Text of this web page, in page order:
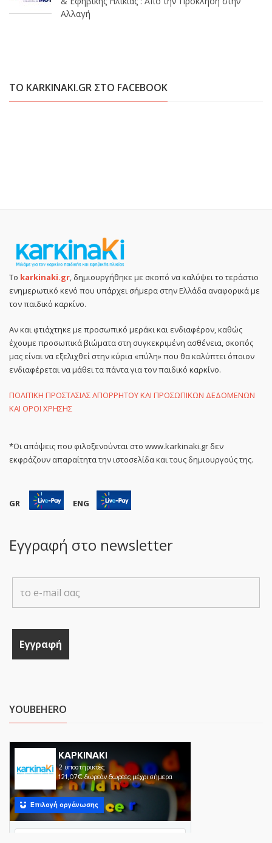
Αλλαγή
ΤΟ KARKINAKI.GR ΣΤΟ FACEBOOK
Το karkinaki.gr, δημιουργήθηκε με σκοπό να καλύψει το τεράστιο
ενημερωτικό κενό που υπάρχει σήμερα στην Ελλάδα αναφορικά με
τον παιδικό καρκίνο.
Αν και φτιάχτηκε με προσωπικό μεράκι και ενδιαφέρον, καθώς
έχουμε προσωπικά βιώματα στη συγκεκριμένη ασθένεια, σκοπός
μας είναι να εξελιχθεί στην κύρια «πύλη» που θα καλύπτει όποιον
ενδιαφέρεται να μάθει τα πάντα για τον παιδικό καρκίνο.
ΠΟΛΙΤΙΚΗ ΠΡΟΣΤΑΣΙΑΣ ΑΠΟΡΡΗΤΟΥ ΚΑΙ ΠΡΟΣΩΠΙΚΩΝ ΔΕΔΟΜΕΝΩΝ
ΚΑΙ ΟΡΟΙ ΧΡΗΣΗΣ
*Οι απόψεις που φιλοξενούνται στο www.karkinaki.gr δεν
εκφράζουν απαραίτητα την ιστοσελίδα και τους δημιουργούς της.
GR ENG
Εγγραφή στο newsletter
YOUBEHERO